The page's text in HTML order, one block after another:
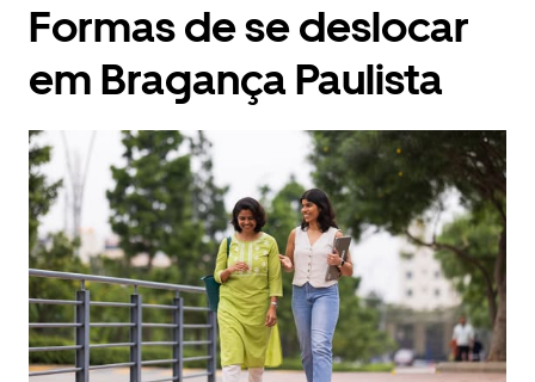
Formas de se deslocar
em Bragança Paulista